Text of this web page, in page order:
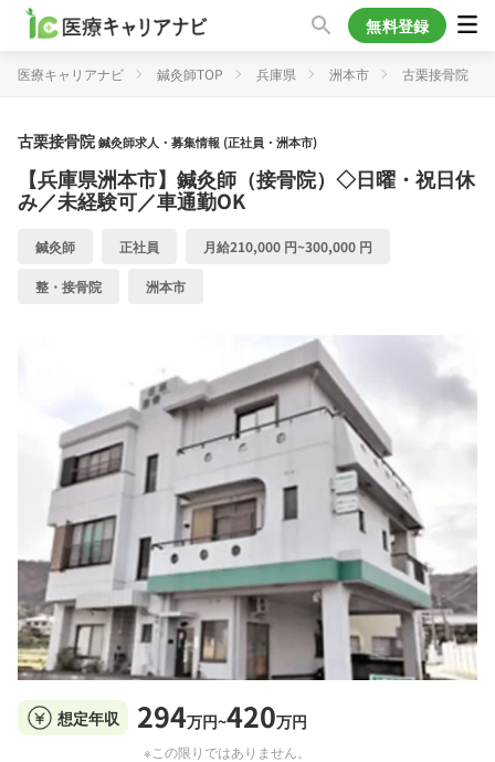
無料登録
医療キャリアナビ 鍼灸師TOP 兵庫県 洲本市 古栗接骨院
古栗接骨院鍼灸師求人・募集情報 (正社員・洲本市)
【兵庫県洲本市】鍼灸師（接骨院）◇日曜・祝日休
み／未経験可／車通勤OK
鍼灸師 正社員 月給210,000 円~300,000 円
整・接骨院 洲本市
想定年収 294万円~420万円
※この限りではありません。